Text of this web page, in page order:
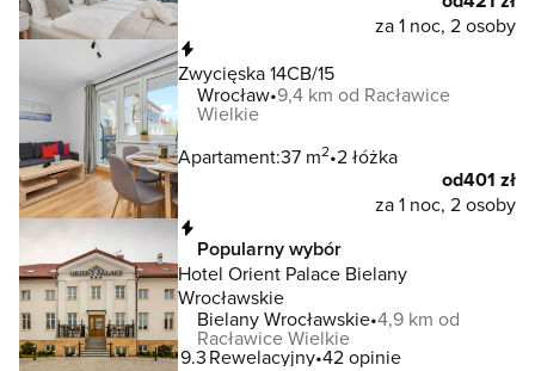
za 1 noc, 2 osoby
Zwycięska 14CB/15
Wrocław 9,4 km od Racławice
Wielkie
Apartament:37 m2 2 łóżka
od401 zł
za 1 noc, 2 osoby
Popularny wybór
Hotel Orient Palace Bielany
Wrocławskie
Bielany Wrocławskie 4,9 km od
Racławice Wielkie
9.3Rewelacyjny 42 opinie